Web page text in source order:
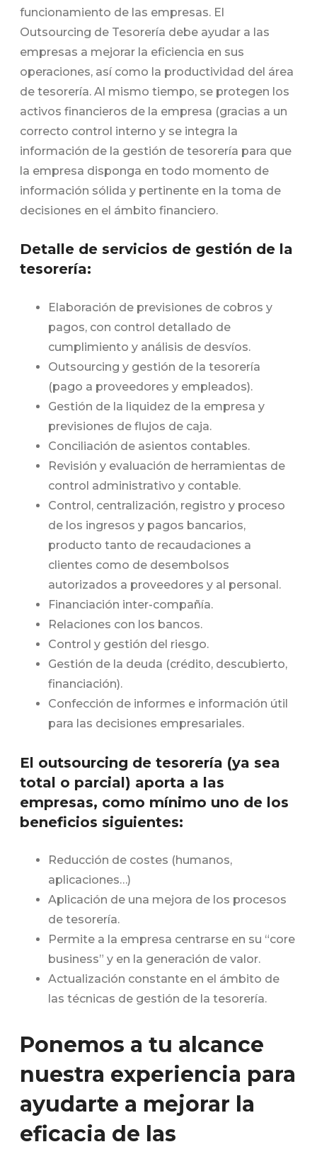
funcionamiento de las empresas. El
Outsourcing de Tesorería debe ayudar a las
empresas a mejorar la eficiencia en sus
operaciones, así como la productividad del área
de tesorería. Al mismo tiempo, se protegen los
activos financieros de la empresa (gracias a un
correcto control interno y se integra la
información de la gestión de tesorería para que
la empresa disponga en todo momento de
información sólida y pertinente en la toma de
decisiones en el ámbito financiero.
Detalle de servicios de gestión de la
tesorería:
Elaboración de previsiones de cobros y
pagos, con control detallado de
cumplimiento y análisis de desvíos.
Outsourcing y gestión de la tesorería
(pago a proveedores y empleados).
Gestión de la liquidez de la empresa y
previsiones de flujos de caja.
Conciliación de asientos contables.
Revisión y evaluación de herramientas de
control administrativo y contable.
Control, centralización, registro y proceso
de los ingresos y pagos bancarios,
producto tanto de recaudaciones a
clientes como de desembolsos
autorizados a proveedores y al personal.
Financiación inter-compañía.
Relaciones con los bancos.
Control y gestión del riesgo.
Gestión de la deuda (crédito, descubierto,
financiación).
Confección de informes e información útil
para las decisiones empresariales.
El outsourcing de tesorería (ya sea
total o parcial) aporta a las
empresas, como mínimo uno de los
beneficios siguientes:
Reducción de costes (humanos,
aplicaciones…)
Aplicación de una mejora de los procesos
de tesorería.
Permite a la empresa centrarse en su “core
business” y en la generación de valor.
Actualización constante en el ámbito de
las técnicas de gestión de la tesorería.
Ponemos a tu alcance
nuestra experiencia para
ayudarte a mejorar la
eficacia de las